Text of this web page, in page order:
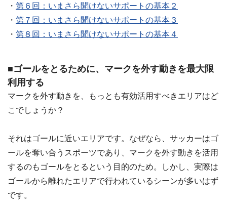
・ 第６回：いまさら聞けないサポートの基本２
・ 第７回：いまさら聞けないサポートの基本３
・ 第８回：いまさら聞けないサポートの基本４
■ゴールをとるために、マークを外す動きを最大限
利用する
マークを外す動きを、もっとも有効活用すべきエリアはど
こでしょうか？
それはゴールに近いエリアです。なぜなら、サッカーはゴ
ールを奪い合うスポーツであり、マークを外す動きを活用
するのもゴールをとるという目的のため。しかし、実際は
ゴールから離れたエリアで行われているシーンが多いはず
です。